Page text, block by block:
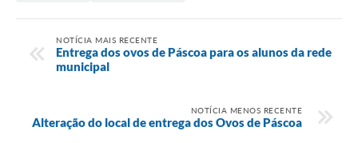
NOTÍCIA MAIS RECENTE
Entrega dos ovos de Páscoa para os alunos da rede
municipal
NOTÍCIA MENOS RECENTE
Alteração do local de entrega dos Ovos de Páscoa